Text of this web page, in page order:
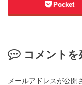
Pocket
コメントを
メールアドレスが公開